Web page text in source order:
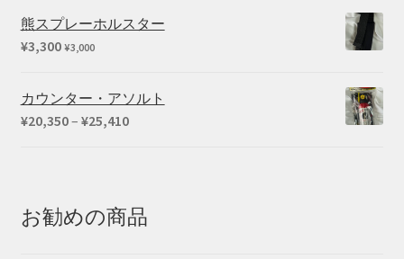
熊スプレーホルスター
¥3,300 ¥3,000
カウンター・アソルト
¥20,350– ¥25,410価
–
¥25,410
お勧めの商品